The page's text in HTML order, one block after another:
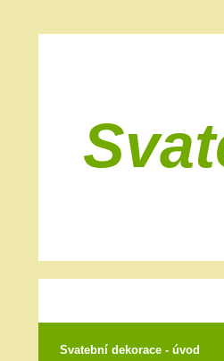
Svatební dekorace - úvod